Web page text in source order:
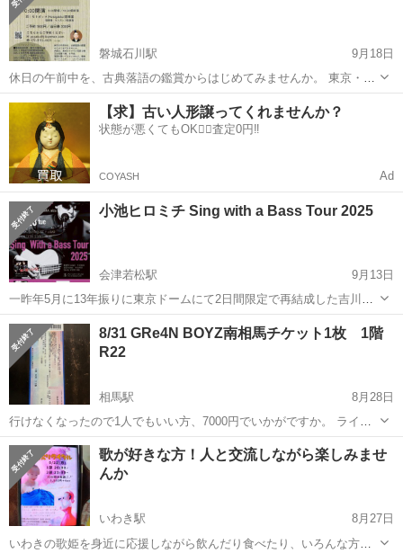
ら、 ...
磐城石川駅
9月18日
休日の午前中を、古典落語の鑑賞からはじめてみませんか。 東京・千
代田区で毎月開催していた休日ＡＭの落語会「１０１らくご」を石川
町でも。 噺家・玉屋柳勢（たまやりゅうせい）による落語を間近でご
覧いただけます...
福島 石川郡 磐城石川駅 コンサート/ショー
【求】古い人形譲ってくれませんか？
状態が悪くてもOK🙆‍♀️査定0円‼️
COYASH Ad
小池ヒロミチ Sing with a Bass Tour 2025
会津若松駅
9月13日
一昨年5月に13年振りに東京ドームにて2日間限定で再結成した吉川晃
司と布袋寅泰の伝説のユニット、COMPLEXのサポートベーシストで
もお馴染み、吉川晃司のソロLIVEのほとんどにサポートメンバーとし
て同行。その他、渡辺美里、...
福島 会津若松市 コンサート/ショー LIVE
8/31 GRe4N BOYZ南相馬チケット1枚 1階
R22
相馬駅
8月28日
行けなくなったので1人でもいい方、7000円でいかがですか。 ライブ
開場は南相馬ゆめハット大ホール 開場16時開演17時です。
福島 相馬市 相馬駅 コンサート/ショー ホール
歌が好きな方！人と交流しながら楽しみませ
んか
いわき駅
8月27日
いわきの歌姫を身近に応援しながら飲んだり食べたり、いろんな方と